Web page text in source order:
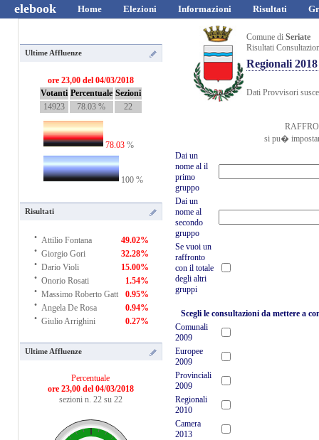
elebook Home Elezioni Informazioni Risultati
Ultime Affluenze
ore 23,00 del 04/03/2018
Votanti Percentuale Sezioni
14923
78.03 % 22
78.03 %
100 %
Risultati
· Attilio Fontana 49.02%
· Giorgio Gori 32.28%
· Dario Violi 15.00%
· Onorio Rosati 1.54%
· Massimo Roberto Gatt 0.95%
· Angela De Rosa 0.94%
· Giulio Arrighini 0.27%
Ultime Affluenze
Percentuale
ore 23,00 del 04/03/2018
sezioni n. 22 su 22
Comune di Seriate
Risultati
Regionali 2018
Dati Provvisori
si pu�
Dai un
nome al il
primo
gruppo
Dai un
nome al
secondo
gruppo
Se vuoi un
raffronto
con il totale
degli altri
gruppi
Scegli le consultazioni da mettere a
Comunali
2009
Europee
2009
Provinciali
2009
Regionali
2010
Camera
2013